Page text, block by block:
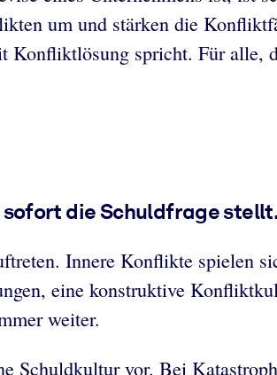
um und stärken die
Konfliktlösung spricht. Für
sofort die Schuldfrage
Innere Konflikte spielen
eine konstruktive
weiter.
Schuldkultur vor. Bei